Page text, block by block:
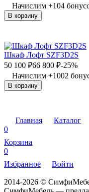
Начислим +104
В корзину
Шкаф Лофт SZF3D2S
50 100 ₽66 800 ₽-25%
Начислим +1002
В корзину
Главная
Каталог
0
Корзина
0
Избранное
Войти
2014-2026 ©